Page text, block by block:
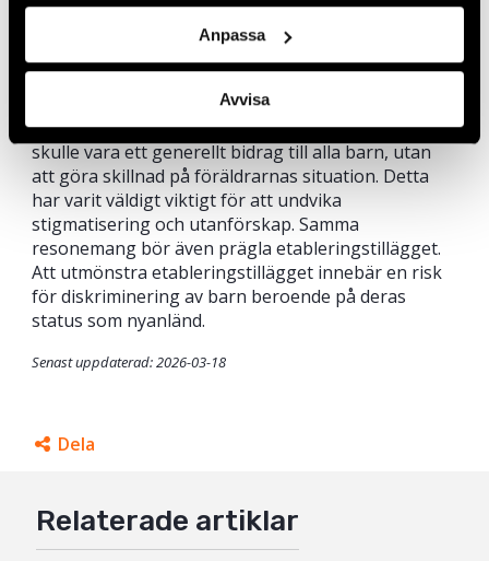
Anpassa
Avvisa
mest grundläggande levnadsomkostnader som
mat, boende och kläder kommer att innebära att
anständig tillvaro. Detta kommer i sin tur att
påverka hälsa, skolprestationer och framtidstro.
När barnbidrag inrättades var det centralt att det
skulle vara ett generellt bidrag till alla barn, utan
att göra skillnad på föräldrarnas situation. Detta
har varit väldigt viktigt för att undvika
stigmatisering och utanförskap. Samma
resonemang bör även prägla etableringstillägget.
Att utmönstra etableringstillägget innebär en risk
för diskriminering av barn beroende på deras
status som nyanländ.
Senast uppdaterad: 2026-03-18
Dela
Twitter
Relaterade artiklar